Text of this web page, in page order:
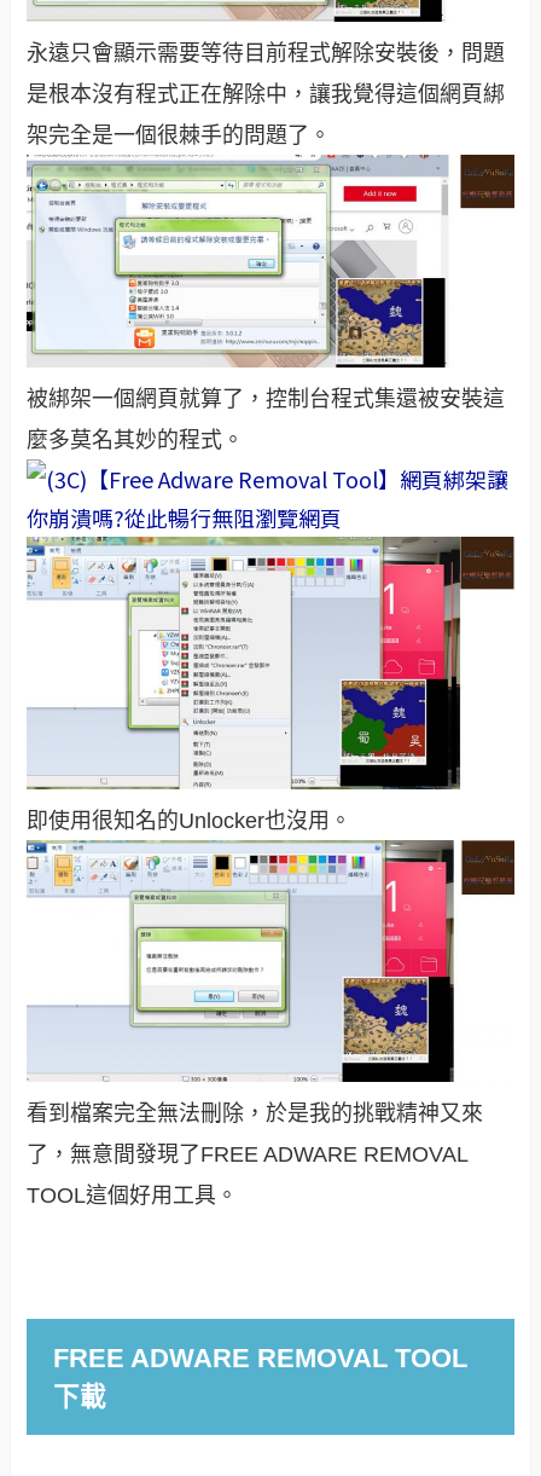
永遠只會顯示需要等待目前程式解除安裝後，問題
是根本沒有程式正在解除中，讓我覺得這個網頁綁
架完全是一個很棘手的問題了。
被綁架一個網頁就算了，控制台程式集還被安裝這
麼多莫名其妙的程式。
即使用很知名的Unlocker也沒用。
看到檔案完全無法刪除，於是我的挑戰精神又來
了，無意間發現了FREE ADWARE REMOVAL
TOOL這個好用工具。
FREE ADWARE REMOVAL TOOL
下載